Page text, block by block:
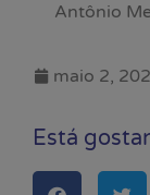
Antônio
maio 2,
Está